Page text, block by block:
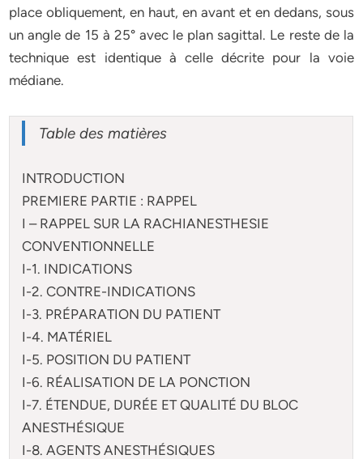
place obliquement, en haut, en avant et en dedans, sous
un angle de 15 à 25° avec le plan sagittal. Le reste de la
technique est identique à celle décrite pour la voie
médiane.
Table des matières
INTRODUCTION
PREMIERE PARTIE : RAPPEL
I – RAPPEL SUR LA RACHIANESTHESIE
CONVENTIONNELLE
I-1. INDICATIONS
I-2. CONTRE-INDICATIONS
I-3. PRÉPARATION DU PATIENT
I-4. MATÉRIEL
I-5. POSITION DU PATIENT
I-6. RÉALISATION DE LA PONCTION
I-7. ÉTENDUE, DURÉE ET QUALITÉ DU BLOC
ANESTHÉSIQUE
I-8. AGENTS ANESTHÉSIQUES